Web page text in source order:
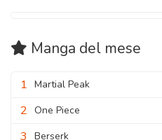
Manga del mese
1 Martial Peak
2 One Piece
3 Berserk